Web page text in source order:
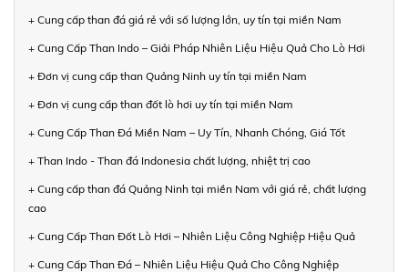
+ Cung cấp than đá giá rẻ với số lượng lớn, uy tín tại miền Nam
+ Cung Cấp Than Indo – Giải Pháp Nhiên Liệu Hiệu Quả Cho Lò Hơi
+ Đơn vị cung cấp than Quảng Ninh uy tín tại miền Nam
+ Đơn vị cung cấp than đốt lò hơi uy tín tại miền Nam
+ Cung Cấp Than Đá Miền Nam – Uy Tín, Nhanh Chóng, Giá Tốt
+ Than Indo - Than đá Indonesia chất lượng, nhiệt trị cao
+ Cung cấp than đá Quảng Ninh tại miền Nam với giá rẻ, chất lượng
cao
+ Cung Cấp Than Đốt Lò Hơi – Nhiên Liệu Công Nghiệp Hiệu Quả
+ Cung Cấp Than Đá – Nhiên Liệu Hiệu Quả Cho Công Nghiệp